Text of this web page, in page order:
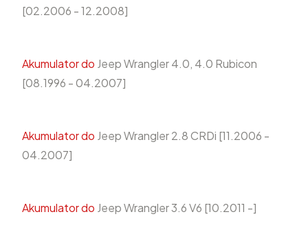
[02.2006 - 12.2008]
Akumulator do Jeep Wrangler 4.0, 4.0 Rubicon
[08.1996 - 04.2007]
Akumulator do Jeep Wrangler 2.8 CRDi [11.2006 -
04.2007]
Akumulator do Jeep Wrangler 3.6 V6 [10.2011 -]